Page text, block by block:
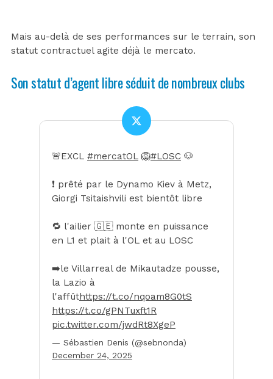
Mais au-delà de ses performances sur le terrain, son
statut contractuel agite déjà le mercato.
Son statut d’agent libre séduit de nombreux clubs
🚨EXCL #mercatOL 🦁#LOSC 🐶
❗️ prêté par le Dynamo Kiev à Metz,
Giorgi Tsitaishvili est bientôt libre
🔁 l'ailier 🇬🇪 monte en puissance
en L1 et plait à l'OL et au LOSC
➡️le Villarreal de Mikautadze pousse,
la Lazio à
l'affûthttps://t.co/nqoam8G0tS
https://t.co/gPNTuxft1R
pic.twitter.com/jwdRt8XgeP
— Sébastien Denis (@sebnonda)
December 24, 2025